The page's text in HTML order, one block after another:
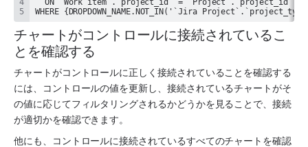
WHERE {DROPDOWN_NAME.NOT_IN('`Jira
チャートがコントロールに接続されているこ
とを確認する
チャートがコントロールに正しく接続されていることを確認する
には、コントロールの値を更新し、接続されているチャートがそ
の値に応じてフィルタリングされるかどうかを見ることで、接続
が適切かを確認できます。
他にも、コントロールに接続されているすべてのチャートを確認